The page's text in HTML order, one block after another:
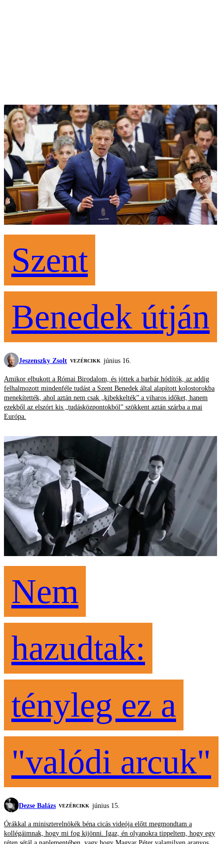
Szent
Benedek útján
Jeszenszky Zsolt VEZÉRCIKK június 16.
Amikor elbukott a Római Birodalom, és jöttek a barbár hódítók, az addig
felhalmozott mindenféle tudást a Szent Benedek által alapított kolostorokba
menekítették, ahol aztán nem csak „kibekkelték” a viharos időket, hanem
ezekből az elszórt kis „tudásközpontokból” szökkent aztán szárba a mai
Európa.
Nem
hazudtak:
tényleg ez a
"valódi arcuk"
Dezse Balázs VEZÉRCIKK június 15.
Órákkal a miniszterelnökék béna cicás videója előtt megmondtam a
kollégáimnak, hogy mi fog kijönni. Igaz, én olyanokra tippeltem, hogy egy